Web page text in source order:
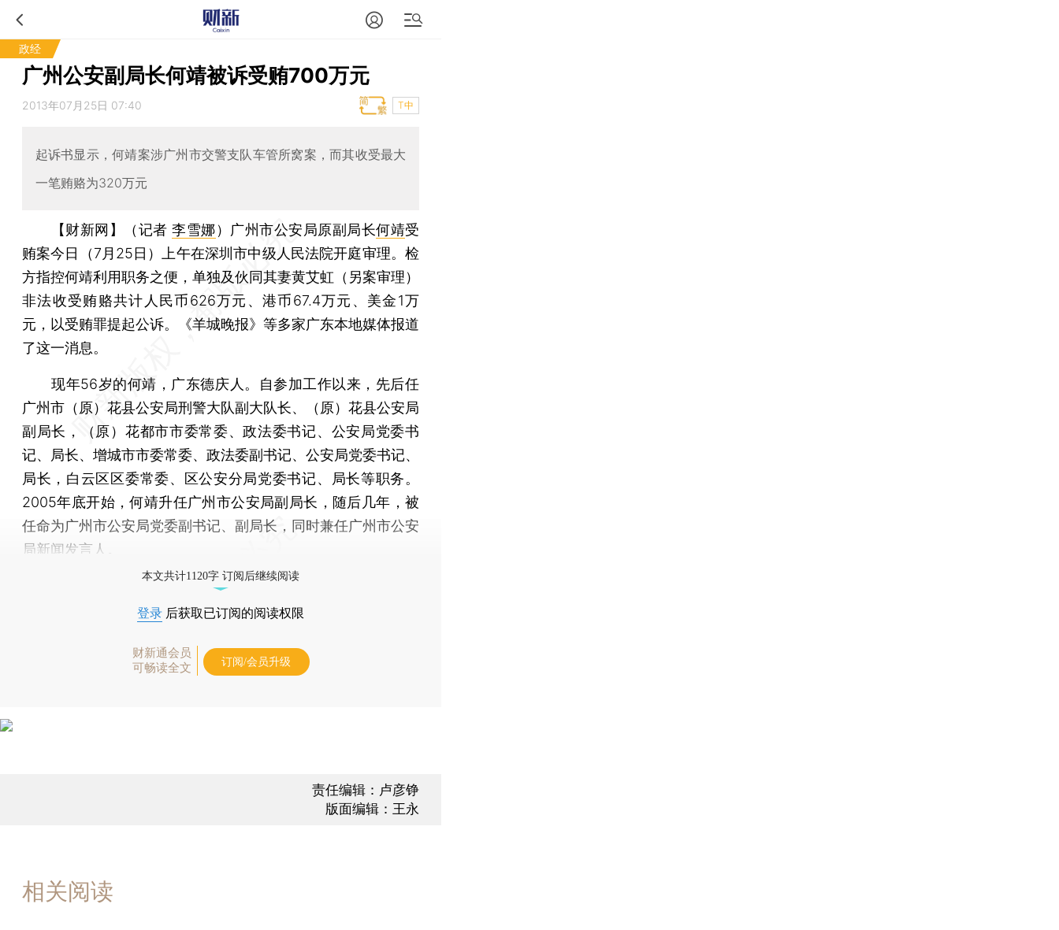
政经
广州公安副局长何靖被诉受贿700万元
2013年07月25日 07:40 T中
起诉书显示，何靖案涉广州市交警支队车管所窝案，而其收受最大
一笔贿赂为320万元
【财新网】（记者李雪娜） 广州市公安局原副局长何靖受
贿案今日（7月25日）上午在深圳市中级人民法院开庭审理。检
方指控何靖利用职务之便，单独及伙同其妻黄艾虹（另案审理）
非法收受贿赂共计人民币626万元、港币67.4万元、美金1万
元，以受贿罪提起公诉。《羊城晚报》等多家广东本地媒体报道
了这一消息。
现年56岁的何靖，广东德庆人。自参加工作以来，先后任
广州市（原）花县公安局刑警大队副大队长、（原）花县公安局
副局长，（原）花都市市委常委、政法委书记、公安局党委书
记、局长、增城市市委常委、政法委副书记、公安局党委书记、
局长，白云区区委常委、区公安分局党委书记、局长等职务。
2005年底开始，何靖升任广州市公安局副局长，随后几年，被
任命为广州市公安局党委副书记、副局长，同时兼任广州市公安
局新闻发言人。
本文共计1120字 订阅后继续阅读
登录 后获取已订阅的阅读权限
财新通会员
可畅读全文
订阅/会员升级
责任编辑：卢彦铮
版面编辑：王永
相关阅读